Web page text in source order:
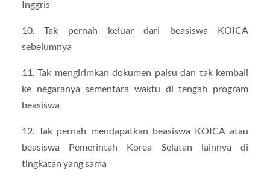
Inggris
10. Tak pernah keluar dari beasiswa KOICA
sebelumnya
11. Tak mengirimkan dokumen palsu dan tak kembali
ke negaranya sementara waktu di tengah program
beasiswa
12. Tak pernah mendapatkan beasiswa KOICA atau
beasiswa Pemerintah Korea Selatan lainnya di
tingkatan yang sama